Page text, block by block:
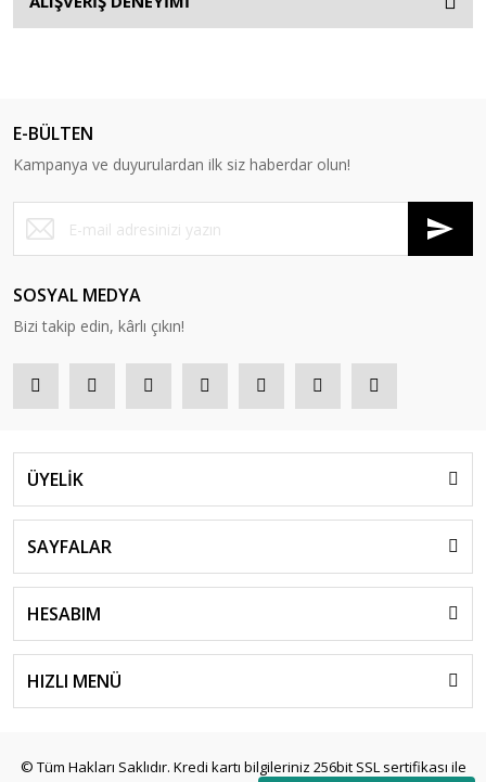
E-BÜLTEN
Kampanya ve duyurulardan ilk siz haberdar olun!
SOSYAL MEDYA
Bizi takip edin, kârlı çıkın!
ÜYELİK
SAYFALAR
HESABIM
HIZLI MENÜ
© Tüm Hakları Saklıdır. Kredi kartı bilgileriniz 256bit SSL sertifikası ile